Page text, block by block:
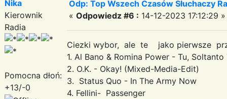
Nika
Kierownik
Radia
Pomocna dłoń:
+13/-0
Odp: Top Wszech Czasów Słuchaczy
« Odpowiedz #6 : 14-12-2023 17:12:29 »
Ciezki wybor, ale te jako pierwsze
1. Al Bano & Romina Power - Tu,
2. O.K. - Okay! (Mixed-Media-Edit)
3. Status Quo - In The Army Now
4. Fellini- Passenger